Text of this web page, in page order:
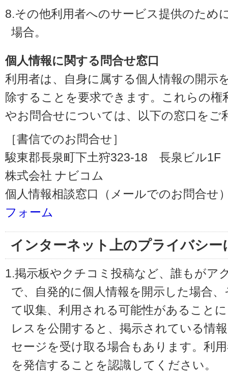
8.その他利用者へのサービス提供のため
場合。
個人情報に関する問合せ窓口
利用者は、自身に属する個人情報の開示
除することを要求できます。これらの権
やお問合せについては、以下の窓口をご
［書信でのお問合せ］
駿東郡長泉町下土狩323-18 長泉ビル1F
株式会社 ナビコム
個人情報相談窓口（メールでのお問合せ
フォーム
インターネット上のプライバシー
1.掲示板やクチコミ投稿など、誰もがア
で、自発的に個人情報を開示した場合
て収集、利用される可能性があること
レスを公開すると、掲示されている情
セージを受け取る場合もあります。利
を発信することを認識してください。